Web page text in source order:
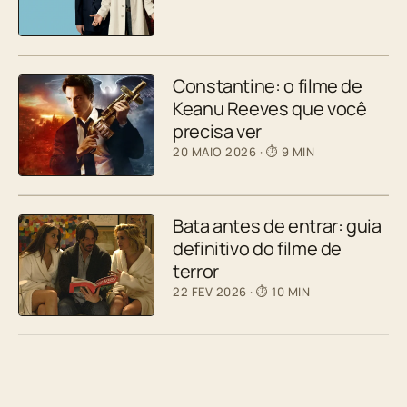
Constantine: o filme de
Keanu Reeves que você
precisa ver
20 MAIO 2026 · ⏱ 9 MIN
Bata antes de entrar: guia
definitivo do filme de
terror
22 FEV 2026 · ⏱ 10 MIN